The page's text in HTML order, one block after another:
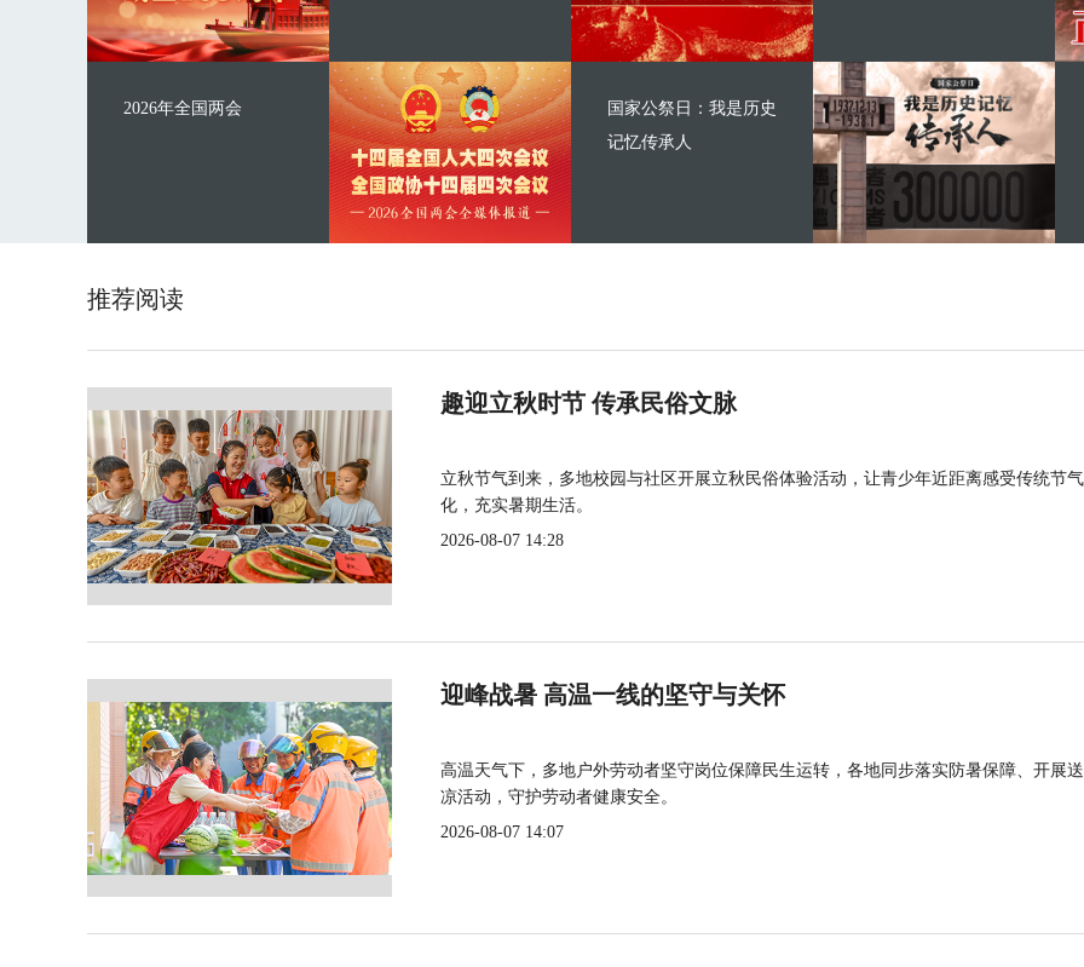
2026年全国两会
国家公祭日：我是历史
记忆传承人
推荐阅读
趣迎立秋时节 传承民俗文脉
立秋节气到来，多地校园与社区开展立秋民俗体验活动，让青少年近距离感受传统节
化，充实暑期生活。
2026-08-07 14:28
迎峰战暑 高温一线的坚守与关怀
高温天气下，多地户外劳动者坚守岗位保障民生运转，各地同步落实防暑保障、开展
凉活动，守护劳动者健康安全。
2026-08-07 14:07